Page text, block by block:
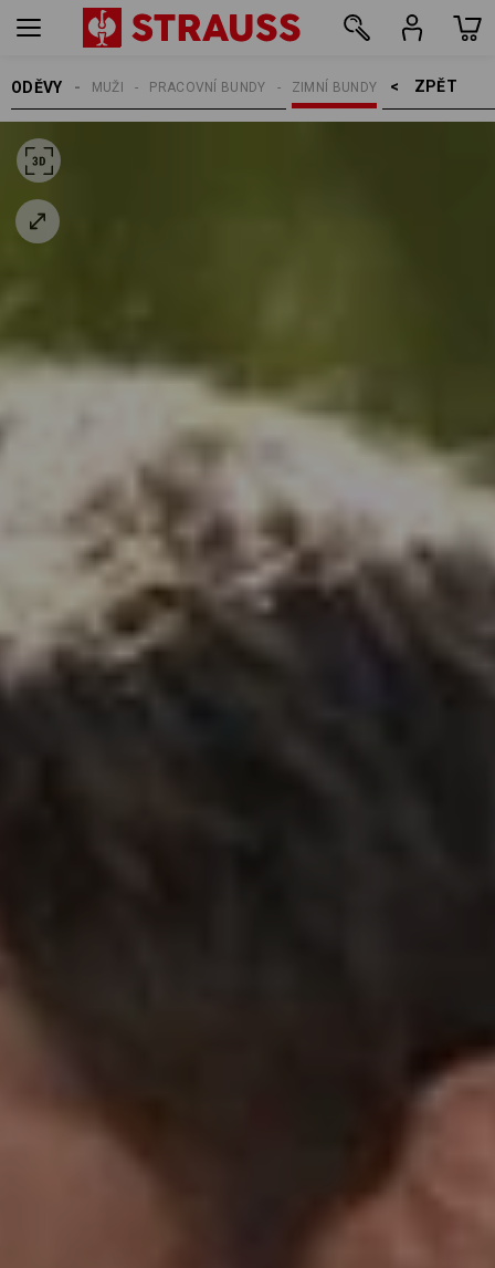
ODĚVY ZPĚT    >
ZIMNÍ BUNDY
PRACOVNÍ BUNDY
MUŽI